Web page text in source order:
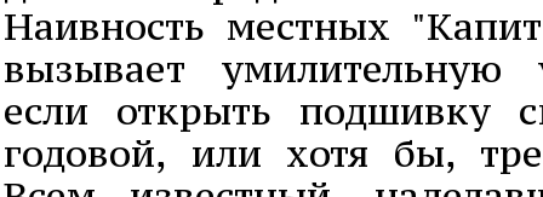
Наивность местных
вызывает умилительную
если открыть подшивку
годовой, или хотя бы,